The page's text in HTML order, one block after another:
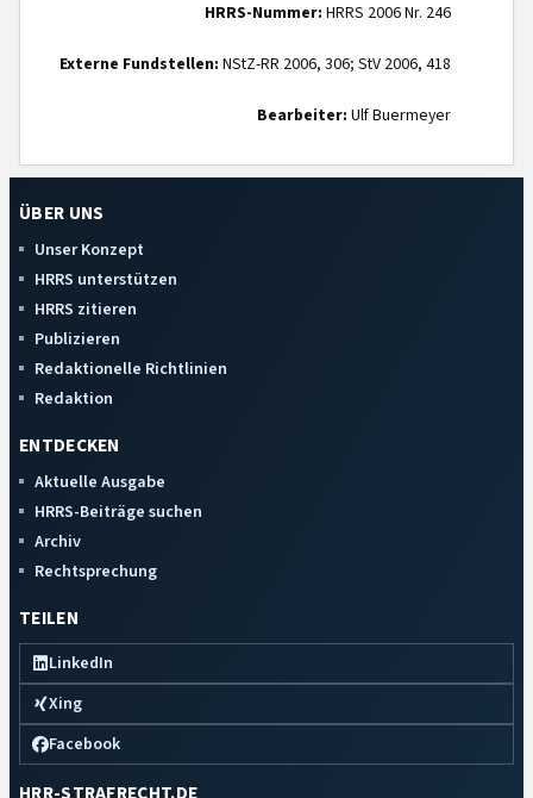
HRRS-Nummer: HRRS 2006 Nr. 246
Externe Fundstellen: NStZ-RR 2006, 306; StV 2006, 418
Bearbeiter: Ulf Buermeyer
ÜBER UNS
Unser Konzept
HRRS unterstützen
HRRS zitieren
Publizieren
Redaktionelle Richtlinien
Redaktion
ENTDECKEN
Aktuelle Ausgabe
HRRS-Beiträge suchen
Archiv
Rechtsprechung
TEILEN
LinkedIn
Xing
Facebook